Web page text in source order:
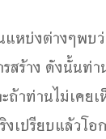
แหบ่งต่างๆพบ
สร้าง ดังนั้นท่า
ถ้าท่านไม่เคย
เปรียบแล้วโ